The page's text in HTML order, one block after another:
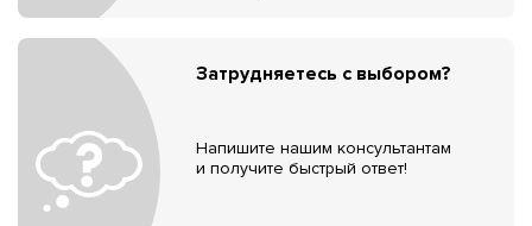
Затрудняетесь с выбором?
Напишите нашим консультантам
и получите быстрый ответ!